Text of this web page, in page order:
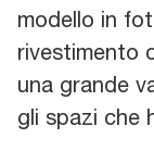
modello in
rivestimento
una grande
gli spazi che